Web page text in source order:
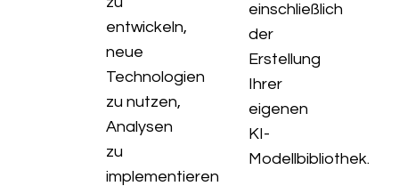
entwickeln,
neue
Technologien
zu nutzen,
Analysen
zu
implementieren
einschließlich
der
Erstellung
Ihrer
eigenen
KI-
Modellbibliothek.